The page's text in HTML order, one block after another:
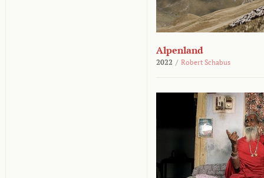
Alpenland
2022 / Robert Schabus